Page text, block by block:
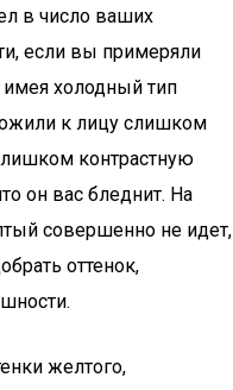
в число ваших
если вы примеряли
имея холодный тип
к лицу слишком
контрастную
он вас бледнит. На
совершенно не идет,
оттенок,
желтого,